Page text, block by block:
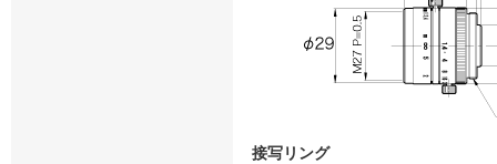
接写リング